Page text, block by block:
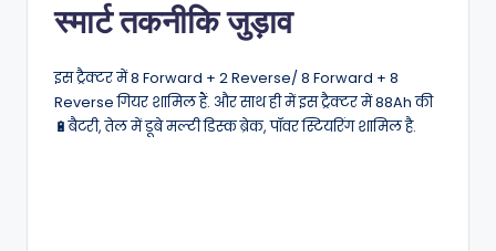
स्मार्ट तकनीकि जुड़ाव
इस ट्रैक्टर में 8 Forward + 2 Reverse/ 8 Forward + 8
Reverse गियर शामिल हैं. और साथ ही में इस ट्रैक्टर में 88Ah की
🔋बैटरी, तेल में डूबे मल्टी डिस्क ब्रेक, पॉवर स्टियरिंग शामिल है.